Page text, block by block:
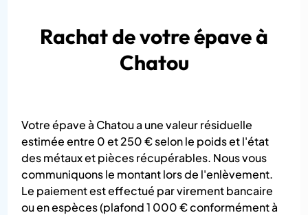
Rachat de votre épave à
Chatou
Votre épave à Chatou a une valeur résiduelle
estimée entre 0 et 250 € selon le poids et l'état
des métaux et pièces récupérables. Nous vous
communiquons le montant lors de l'enlèvement.
Le paiement est effectué par virement bancaire
ou en espèces (plafond 1 000 € conformément à